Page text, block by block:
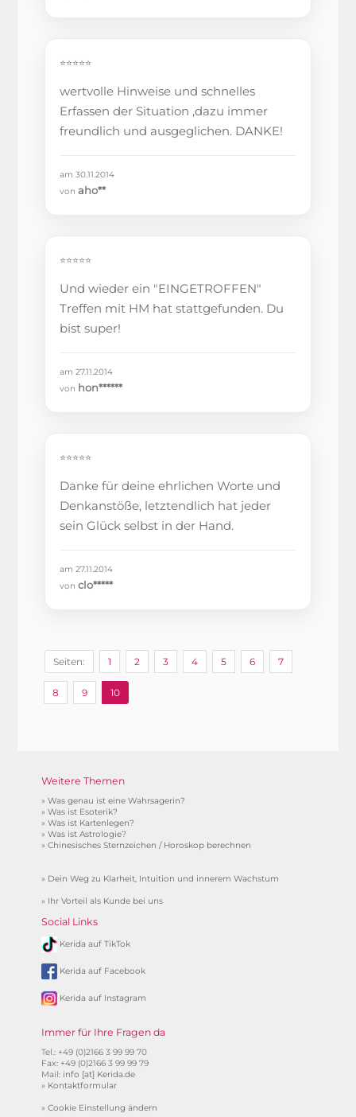
⭐⭐⭐⭐⭐
wertvolle Hinweise und schnelles
Erfassen der Situation ,dazu immer
freundlich und ausgeglichen. DANKE!
am 30.11.2014
vonaho**
⭐⭐⭐⭐⭐
Und wieder ein "EINGETROFFEN"
Treffen mit HM hat stattgefunden. Du
bist super!
am 27.11.2014
von hon******
⭐⭐⭐⭐⭐
Danke für deine ehrlichen Worte und
Denkanstöße, letztendlich hat jeder
sein Glück selbst in der Hand.
am 27.11.2014
vonclo*****
Seiten: 1 2 3 4 5 6 7
8 9 10
Weitere Themen
»Was genau ist eine Wahrsagerin?
»Was ist Esoterik?
»Was ist Kartenlegen?
»Was ist Astrologie?
»Chinesisches Sternzeichen / Horoskop berechnen
» Dein Weg zu Klarheit, Intuition und innerem Wachstum
» Ihr Vorteil als Kunde bei uns
Social Links
Kerida auf TikTok
Kerida auf Facebook
Kerida auf Instagram
Immer für Ihre Fragen da
Tel.: +49 (0)2166 3 99 99 70
Fax: +49 (0)2166 3 99 99 79
Mail: info [at] Kerida.de
» Kontaktformular
»Cookie Einstellung ändern